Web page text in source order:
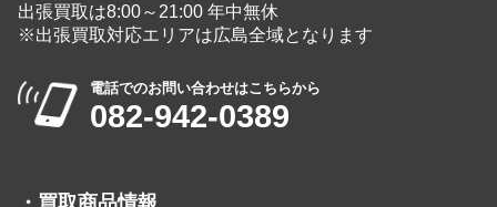
出張買取は8:00～21:00 年中無休
※出張買取対応エリアは広島全域となります
電話でのお問い合わせはこちらから
082-942-0389